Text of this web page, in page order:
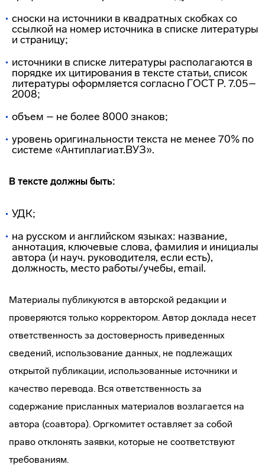
сноски на источники в квадратных скобках со
ссылкой на номер источника в списке литературы
и страницу;
источники в списке литературы располагаются в
порядке их цитирования в тексте статьи, список
литературы оформляется согласно ГОСТ Р. 7.05–
2008;
объем – не более 8000 знаков;
уровень оригинальности текста не менее 70% по
системе «Антиплагиат.ВУЗ».
В тексте должны быть:
УДК;
на русском и английском языках: название,
аннотация, ключевые слова, фамилия и инициалы
автора (и науч. руководителя, если есть),
должность, место работы/учебы, email.
Материалы публикуются в авторской редакции и
проверяются только корректором. Автор доклада несет
ответственность за достоверность приведенных
сведений, использование данных, не подлежащих
открытой публикации, использованные источники и
качество перевода. Вся ответственность за
содержание присланных материалов возлагается на
автора (соавтора). Оргкомитет оставляет за собой
право отклонять заявки, которые не соответствуют
требованиям.